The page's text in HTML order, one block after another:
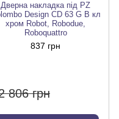
Дверна накладка під PZ
Design CD 63 G B кл
хром Robot, Robodue,
Roboquattro
837 грн
806 грн